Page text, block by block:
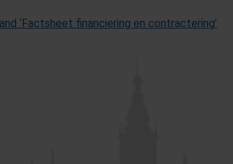
‘Factsheet financiering en contractering’